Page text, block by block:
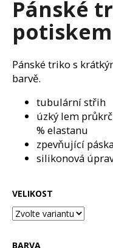
Pánské
potiskem
Pánské triko s
barvě.
tubulární střih
úzký lem
% elastanu
zpevňující
silikonová
VELIKOST
BARVA
a
j
í
t
?
HLEDAT
D
o
p